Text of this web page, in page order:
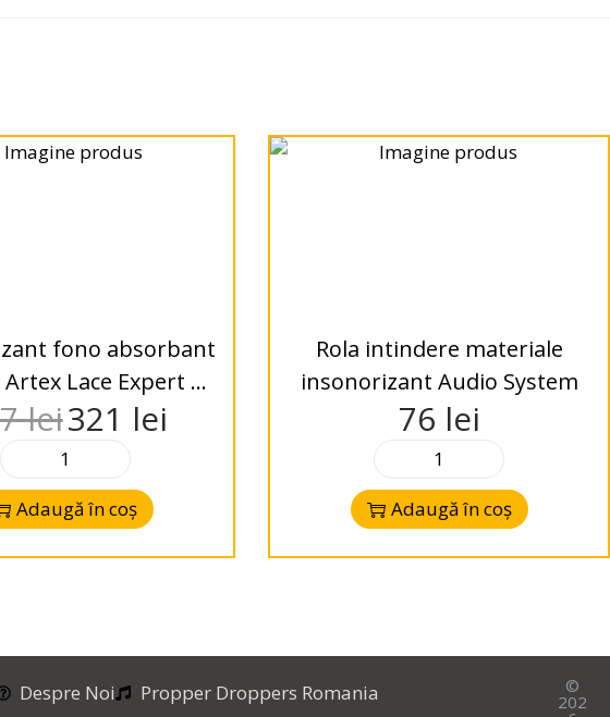
fono absorbant
Lace Expert 18
pachet 1.05 m²
lei321 lei
Adaugă în coș
Rola intindere materiale
insonorizant Audio System
76 lei
Adaugă în coș
Despre Noi Propper Droppers Romania ©
202